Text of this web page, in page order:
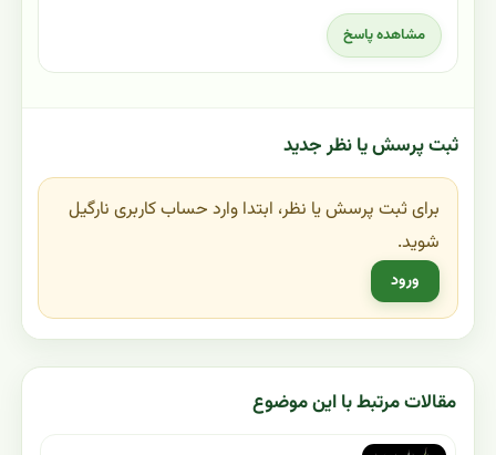
مشاهده پاسخ
ثبت پرسش یا نظر جدید
برای ثبت پرسش یا نظر، ابتدا وارد حساب کاربری نارگیل
شوید.
ورود
مقالات مرتبط با این موضوع